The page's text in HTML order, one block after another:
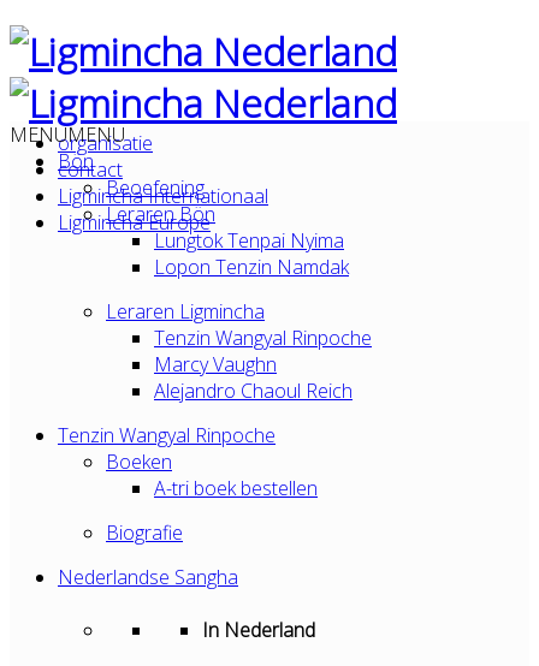
organisatie
contact
Ligmincha Internationaal
Ligmincha Europe
MENUMENU
Bön
Beoefening
Leraren Bön
Lungtok Tenpai Nyima
Lopon Tenzin Namdak
Leraren Ligmincha
Tenzin Wangyal Rinpoche
Marcy Vaughn
Alejandro Chaoul Reich
Tenzin Wangyal Rinpoche
Boeken
A-tri boek bestellen
Biografie
Nederlandse Sangha
In Nederland